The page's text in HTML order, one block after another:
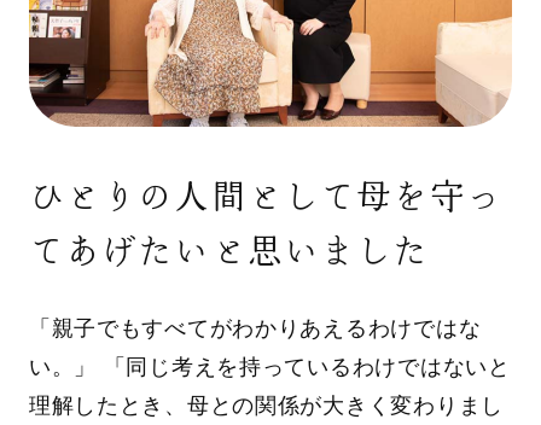
ひとりの人間として母を守っ
てあげたいと思いました
「親子でもすべてがわかりあえるわけではな
い。」 「同じ考えを持っているわけではないと
理解したとき、母との関係が大きく変わりまし